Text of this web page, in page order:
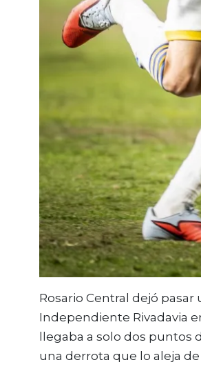
Rosario Central dejó pasar
Independiente Rivadavia
llegaba a solo dos puntos
una derrota que lo aleja